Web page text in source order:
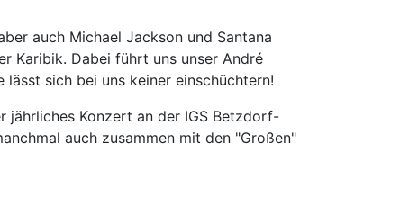
auch Michael Jackson und Santana
Karibik. Dabei führt uns unser André
sich bei uns keiner einschüchtern!
jährliches Konzert an der IGS Betzdorf-
auch zusammen mit den "Großen"